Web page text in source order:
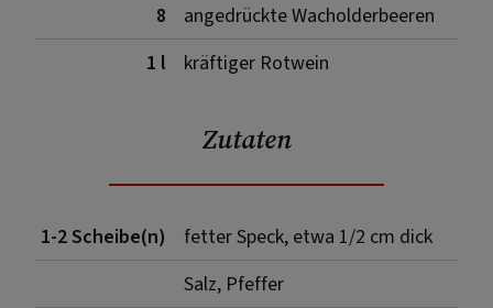
8
angedrückte Wacholderbeeren
1 l
kräftiger Rotwein
Zutaten
1-2 Scheibe(n)
fetter Speck, etwa 1/2 cm dick
Salz, Pfeffer